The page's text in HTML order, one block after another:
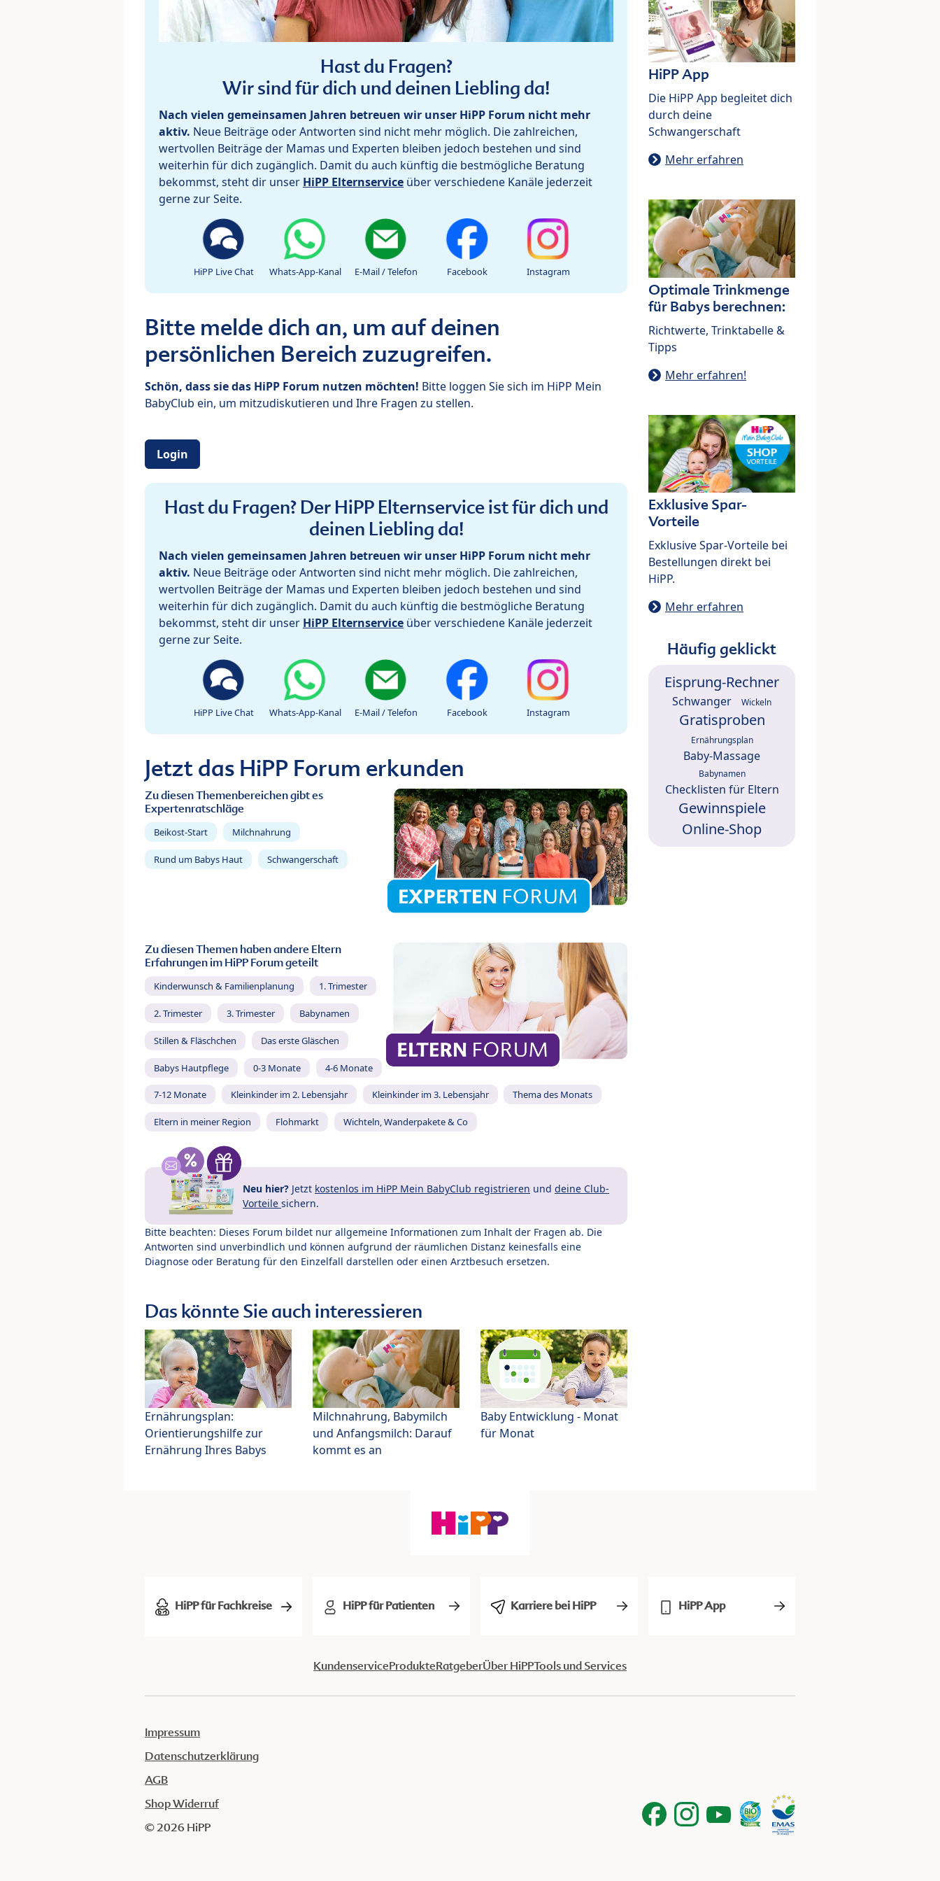
Hast du Fragen?
Wir sind für dich und deinen Liebling da!
Nach vielen gemeinsamen Jahren betreuen wir unser HiPP Forum nicht mehr
aktiv. Neue Beiträge oder Antworten sind nicht mehr möglich. Die zahlreichen,
wertvollen Beiträge der Mamas und Experten bleiben jedoch bestehen und sind
weiterhin für dich zugänglich. Damit du auch künftig die bestmögliche Beratung
bekommst, steht dir unser HiPP Elternservice über verschiedene Kanäle jederzeit
gerne zur Seite.
HiPP Live Chat Whats-App-Kanal E-Mail / Telefon Facebook Instagram
Bitte melde dich an, um auf deinen
persönlichen Bereich zuzugreifen.
Schön, dass sie das HiPP Forum nutzen möchten! Bitte loggen Sie sich im HiPP Mein
BabyClub ein, um mitzudiskutieren und Ihre Fragen zu stellen.
Login
Hast du Fragen? Der HiPP Elternservice ist für dich und
deinen Liebling da!
Nach vielen gemeinsamen Jahren betreuen wir unser HiPP Forum nicht mehr
aktiv. Neue Beiträge oder Antworten sind nicht mehr möglich. Die zahlreichen,
wertvollen Beiträge der Mamas und Experten bleiben jedoch bestehen und sind
weiterhin für dich zugänglich. Damit du auch künftig die bestmögliche Beratung
bekommst, steht dir unser HiPP Elternservice über verschiedene Kanäle jederzeit
gerne zur Seite.
HiPP Live Chat Whats-App-Kanal E-Mail / Telefon Facebook Instagram
Jetzt das HiPP Forum erkunden
Zu diesen Themenbereichen gibt es
Expertenratschläge
Beikost-Start Milchnahrung
Rund um Babys Haut Schwangerschaft
Zu diesen Themen haben andere Eltern
Erfahrungen im HiPP Forum geteilt
Kinderwunsch & Familienplanung 1. Trimester
2. Trimester 3. Trimester Babynamen
Stillen & Fläschchen Das erste Gläschen
Babys Hautpflege 0-3 Monate 4-6 Monate
7-12 Monate Kleinkinder im 2. Lebensjahr Kleinkinder im 3. Lebensjahr Thema des Monats
Eltern in meiner Region Flohmarkt Wichteln, Wanderpakete & Co
Neu hier? Jetzt kostenlos im HiPP Mein BabyClub registrieren und deine Club-
Vorteile sichern.
Bitte beachten: Dieses Forum bildet nur allgemeine Informationen zum Inhalt der Fragen ab. Die
Antworten sind unverbindlich und können aufgrund der räumlichen Distanz keinesfalls eine
Diagnose oder Beratung für den Einzelfall darstellen oder einen Arztbesuch ersetzen.
Das könnte Sie auch interessieren
Ernährungsplan:
Orientierungshilfe zur
Ernährung Ihres Babys
Milchnahrung, Babymilch
und Anfangsmilch: Darauf
kommt es an
Baby Entwicklung - Monat
für Monat
HiPP App
Die HiPP App begleitet dich
durch deine
Schwangerschaft
Mehr erfahren
Optimale Trinkmenge
für Babys berechnen:
Richtwerte, Trinktabelle &
Tipps
Mehr erfahren!
Exklusive Spar-
Vorteile
Exklusive Spar-Vorteile bei
Bestellungen direkt bei
HiPP.
Mehr erfahren
Häufig geklickt
Eisprung-Rechner
Schwanger Wickeln
Gratisproben
Ernährungsplan
Baby-Massage
Babynamen
Checklisten für Eltern
Gewinnspiele
Online-Shop
HiPP für Fachkreise HiPP für Patienten Karriere bei HiPP HiPP App
KundenserviceProdukteRatgeberÜber HiPPTools und Services
Impressum
Datenschutzerklärung
AGB
Shop Widerruf
© 2026 HiPP